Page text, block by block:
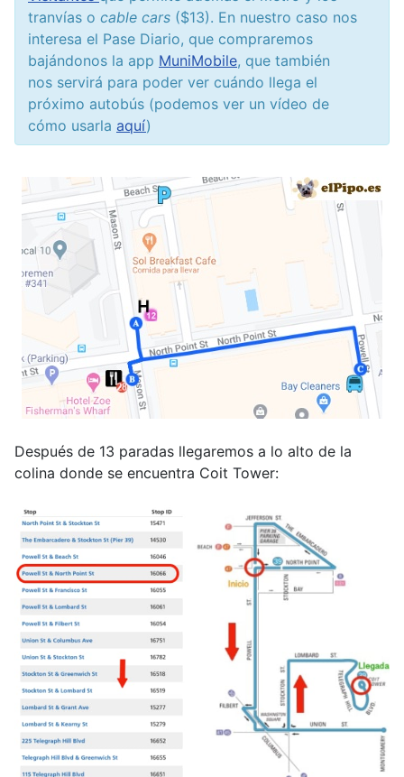
tranvías o cable cars ($13). En nuestro caso nos
interesa el Pase Diario, que compraremos
bajándonos la app MuniMobile, que también
nos servirá para poder ver cuándo llega el
próximo autobús (podemos ver un vídeo de
cómo usarla aquí)
Después de 13 paradas llegaremos a lo alto de la
colina donde se encuentra Coit Tower: